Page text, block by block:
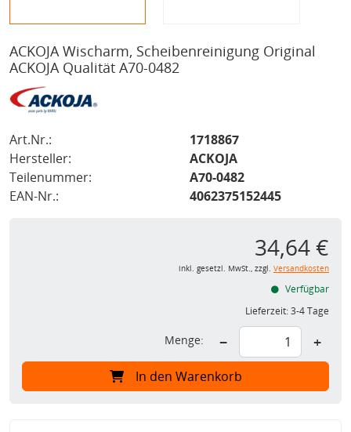
ACKOJA Wischarm, Scheibenreinigung Original
ACKOJA Qualität A70-0482
Art.Nr.:
1718867
Hersteller:
ACKOJA
Teilenummer:
A70-0482
EAN-Nr.:
4062375152445
34,64 €
inkl. gesetzl. MwSt., zzgl. Versandkosten
Verfügbar
Lieferzeit:3-4 Tage
Menge: − +
In den Warenkorb